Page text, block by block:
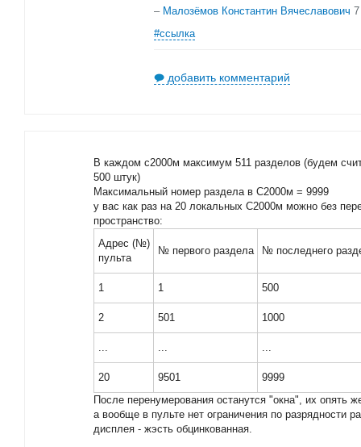
– Малозёмов Константин Вячеславович
#ссылка
добавить комментарий
В каждом с2000м максимум 511 разделов (будем
500 штук)
Максимальный номер раздела в С2000м = 9999
у вас как раз на 20 локальных С2000м можно без
пространство:
Адрес (№)
пульта
№ первого раздела № последнего
1 1 500
2 501 1000
... ... ...
20 9501
9999
После перенумерования останутся "окна", их опять
а вообще в пульте нет ограничения по разрядности
дисплея - жэсть обцинкованная.